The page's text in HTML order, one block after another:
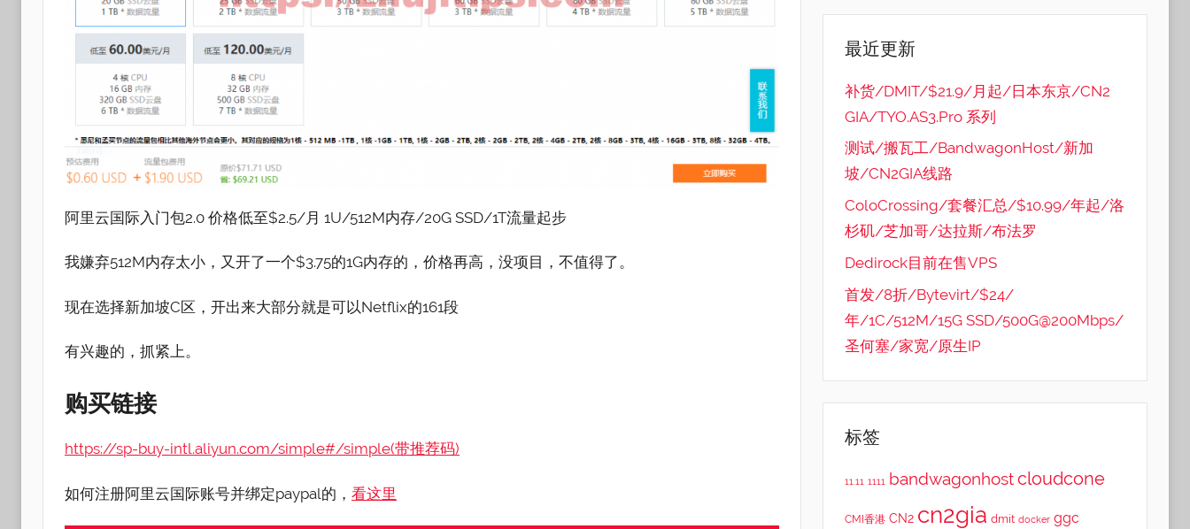
阿里云国际入门包2.0 价格低至$2.5/月 1U/512M内存/20G SSD/1T流量起步
我嫌弃512M内存太小，又开了一个$3.75的1G内存的，价格再高，没项目，不值得了。
现在选择新加坡C区，开出来大部分就是可以Netflix的161段
有兴趣的，抓紧上。
购买链接
https://sp-buy-intl.aliyun.com/simple#/simple(带推荐码)
如何注册阿里云国际账号并绑定paypal的， 看这里
最近更新
补货/DMIT/$21.9/月起/日本东京/CN2
GIA/TYO.AS3.Pro 系列
测试/搬瓦工/BandwagonHost/新加
坡/CN2GIA线路
ColoCrossing/套餐汇总/$10.99/年起/洛
杉矶/芝加哥/达拉斯/布法罗
Dedirock目前在售VPS
首发/8折/Bytevirt/$24/
年/1C/512M/15G SSD/500G@200Mbps/
圣何塞/家宽/原生IP
标签
11.11 1111 bandwagonhostcloudcone
CMI香港 CN2 cn2gia dmit docker ggc